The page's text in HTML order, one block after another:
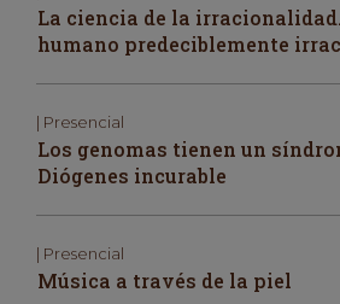
La ciencia de la
humano predeciblemente
| Presencial
Los genomas tienen un
Diógenes incurable
| Presencial
Música a través de la piel